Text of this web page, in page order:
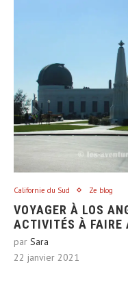
Californie du Sud Ze blog
VOYAGER À LOS
ACTIVITÉS À FAIRE
par Sara
22 janvier 2021